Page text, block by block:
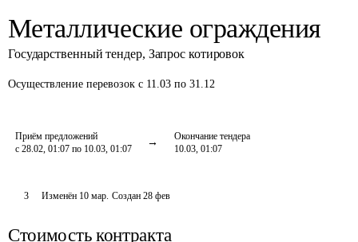
Металлические ограждения
Государственный тендер, Запрос котировок
Осуществление перевозок с 11.03 по 31.12
Приём предложений
с 28.02, 01:07 по 10.03, 01:07
Окончание тендера
10.03, 01:07
3 Изменён 10 мар. Создан 28 фев
Стоимость контракта